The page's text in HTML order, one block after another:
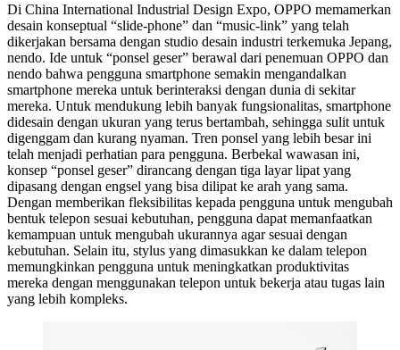
Di China International Industrial Design Expo, OPPO memamerkan
desain konseptual “slide-phone” dan “music-link” yang telah
dikerjakan bersama dengan studio desain industri terkemuka Jepang,
nendo. Ide untuk “ponsel geser” berawal dari penemuan OPPO dan
nendo bahwa pengguna smartphone semakin mengandalkan
smartphone mereka untuk berinteraksi dengan dunia di sekitar
mereka. Untuk mendukung lebih banyak fungsionalitas, smartphone
didesain dengan ukuran yang terus bertambah, sehingga sulit untuk
digenggam dan kurang nyaman. Tren ponsel yang lebih besar ini
telah menjadi perhatian para pengguna. Berbekal wawasan ini,
konsep “ponsel geser” dirancang dengan tiga layar lipat yang
dipasang dengan engsel yang bisa dilipat ke arah yang sama.
Dengan memberikan fleksibilitas kepada pengguna untuk mengubah
bentuk telepon sesuai kebutuhan, pengguna dapat memanfaatkan
kemampuan untuk mengubah ukurannya agar sesuai dengan
kebutuhan. Selain itu, stylus yang dimasukkan ke dalam telepon
memungkinkan pengguna untuk meningkatkan produktivitas
mereka dengan menggunakan telepon untuk bekerja atau tugas lain
yang lebih kompleks.